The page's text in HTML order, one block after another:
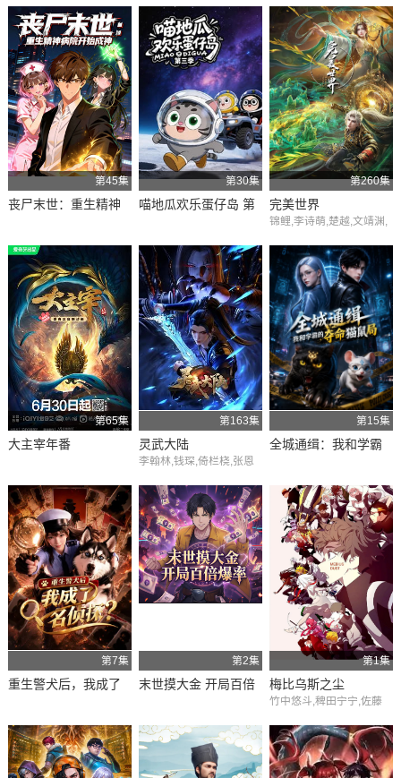
小西克幸,松井惠理子
第45集
丧尸末世：重生精神
第30集
​喵地瓜欢乐蛋仔岛 第
第260集
完美世界
锦鲤,李诗萌,楚越,文靖渊,
徐雨豪,张如麟,李璐,史泽
鲲,詹永兵,刘琮,张思王之,
吕书君,赵俊凌,王敏纳,薛
羽峰,余芸
第65集
大主宰年番
第163集
灵武大陆
李翰林,钱琛,倚栏桡,张恩
齐璇,李哎,麻雀,黄玮,阿福,
杨昕燃
第15集
全城通缉：我和学霸
第7集
重生警犬后，我成了
第2集
末世摸大金 开局百倍
第1集
梅比乌斯之尘
竹中悠斗,稗田宁宁,佐藤
苍平,松田飒水,三上枝织,
河濑茉希,厚地彩花,福原
绫香,大野智敬,本泉莉奈,